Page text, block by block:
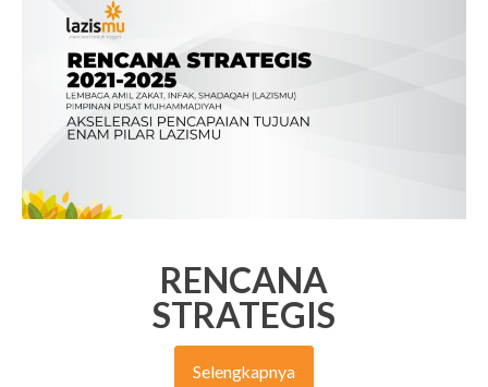
heirarkis sehingga mampu meningkatkan kinerja
pengumpulan, pendistribusian dan pendayagunaan
dana ZISKA;
7. Akuntabilitas, artinya pengelolaan dana ZISKA
harus bisa dipertanggungjawabkan kepada
8. Profesional, artinya perilaku yang selalu
dilandasi oleh tingkat kompetensi, kredibilitas dan
komitmen yang tinggi;
9. Transparansi, artinya tindakan menyampaikan
informasi secara transparan, konsisten, dan
kredibel untuk memberikan layanan yang lebih
RENCANA
STRATEGIS
Selengkapnya